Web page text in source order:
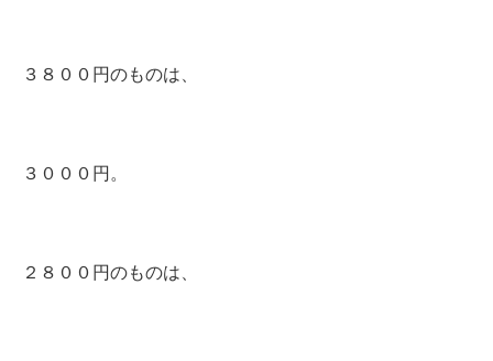
３８００円のものは、
３０００円。
２８００円のものは、